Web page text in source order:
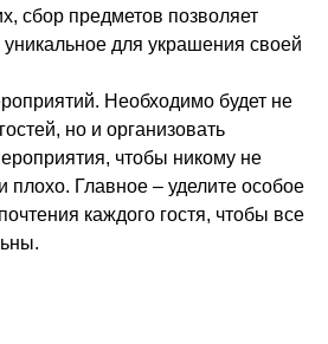
сбор предметов позволяет
уникальное для украшения своей
Необходимо будет не
но и организовать
чтобы никому не
плохо. Главное – уделите особое
каждого гостя, чтобы все